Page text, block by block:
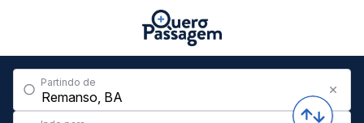
Partindo de